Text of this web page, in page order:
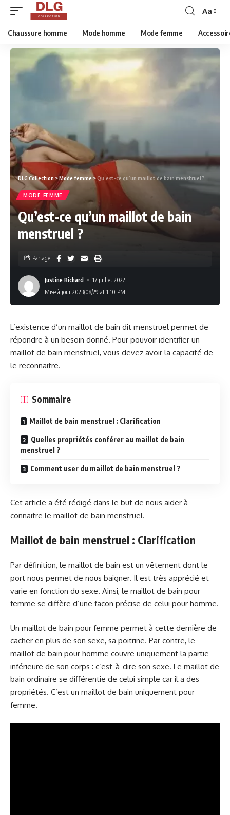
Aa
Chaussure homme Mode homme Mode femme
DLG Collection >Mode femme >Qu’est-ce qu’un maillot de bain menstruel ?
MODE FEMME
Qu’est-ce qu’un maillot de bain
menstruel ?
Justine Richard
17 juillet 2022
Mise à jour 2023/08/29 at 1:10 PM
Partage
L’existence d’un maillot de bain dit menstruel permet de
répondre à un besoin donné. Pour pouvoir identifier un
maillot de bain menstruel, vous devez avoir la capacité de
le reconnaitre.
Sommaire
Maillot de bain menstruel : Clarification
Quelles propriétés conférer au maillot de bain
menstruel ?
Comment user du maillot de bain menstruel ?
Cet article a été rédigé dans le but de nous aider à
connaitre le maillot de bain menstruel.
Maillot de bain menstruel : Clarification
Par définition, le maillot de bain est un vêtement dont le
port nous permet de nous baigner. Il est très apprécié et
varie en fonction du sexe. Ainsi, le maillot de bain pour
femme se diffère d’une façon précise de celui pour homme.
Un maillot de bain pour femme permet à cette dernière de
cacher en plus de son sexe, sa poitrine. Par contre, le
maillot de bain pour homme couvre uniquement la partie
inférieure de son corps : c’est-à-dire son sexe. Le maillot de
bain ordinaire se différentie de celui simple car il a des
propriétés. C’est un maillot de bain uniquement pour
femme.